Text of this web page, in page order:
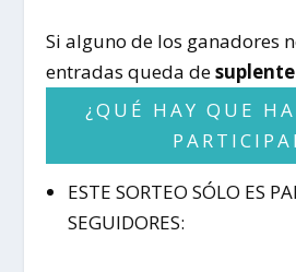
Si alguno de los ganadores
entradas queda de
¿QUÉ HAY QUE
ESTE SORTEO SÓLO ES
SEGUIDORES: